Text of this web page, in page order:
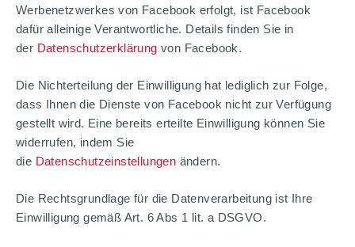
Werbenetzwerkes von Facebook erfolgt, ist Facebook
dafür alleinige Verantwortliche. Details finden Sie in
der Datenschutzerklärung von Facebook.
Die Nichterteilung der Einwilligung hat lediglich zur Folge,
dass Ihnen die Dienste von Facebook nicht zur Verfügung
gestellt wird. Eine bereits erteilte Einwilligung können Sie
widerrufen, indem Sie
die Datenschutzeinstellungen ändern.
Die Rechtsgrundlage für die Datenverarbeitung ist Ihre
Einwilligung gemäß Art. 6 Abs 1 lit. a DSGVO.